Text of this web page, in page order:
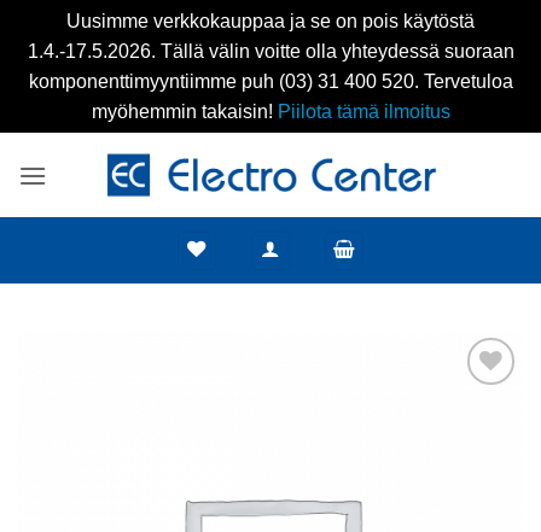
Uusimme verkkokauppaa ja se on pois käytöstä
1.4.-17.5.2026. Tällä välin voitte olla yhteydessä suoraan
komponenttimyyntiimme puh (03) 31 400 520. Tervetuloa
myöhemmin takaisin! Piilota tämä ilmoitus